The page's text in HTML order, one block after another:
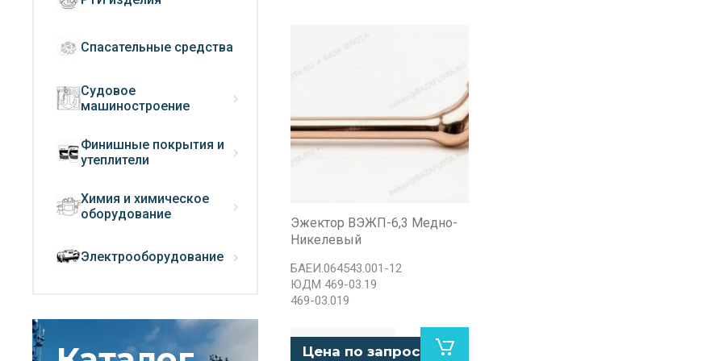
Спасательные средства
Судовое
машиностроение
Финишные покрытия и
утеплители
Химия и химическое
оборудование
Электрооборудование
Эжектор ВЭЖП-6,3 Медно-
Никелевый
БАЕИ.064543.001-12
ЮДМ 469-03.19
469-03.019
Цена по запросу